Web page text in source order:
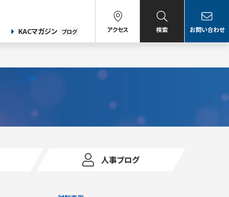
KACマガジン ブログ アクセス 検索 お問い合わせ
人事ブログ